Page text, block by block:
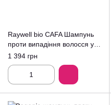
Raywell bio CAFA Шампунь
проти випадіння волосся у
чоловіків 1000ml
1 394 грн